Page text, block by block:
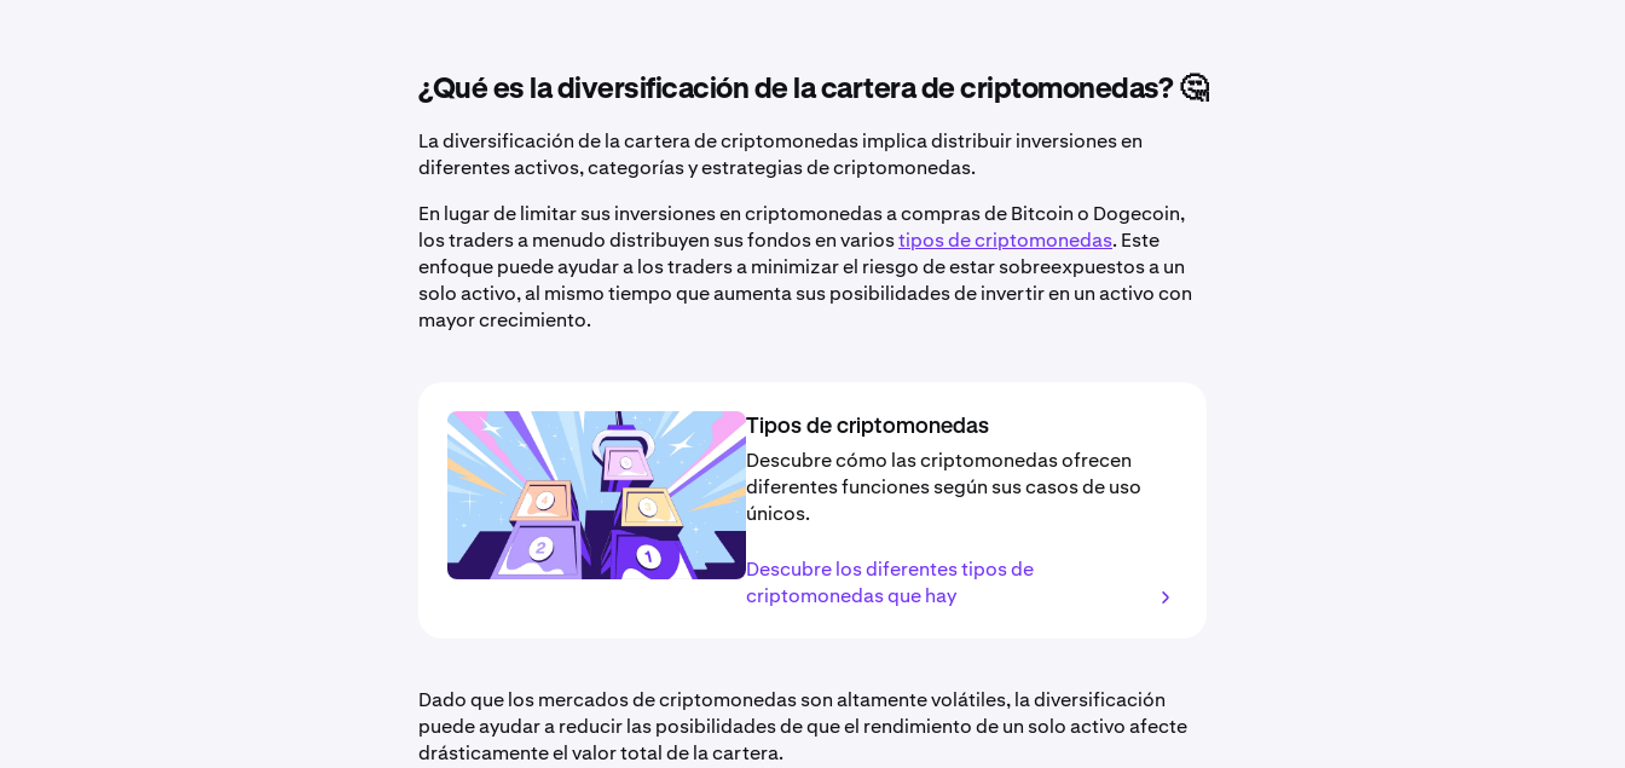
¿Qué es la diversificación de la cartera de criptomonedas? 🤔
La diversificación de la cartera de criptomonedas implica distribuir inversiones en
diferentes activos, categorías y estrategias de criptomonedas.
En lugar de limitar sus inversiones en criptomonedas a compras de Bitcoin o Dogecoin,
los traders a menudo distribuyen sus fondos en variostipos de criptomonedas. Este
enfoque puede ayudar a los traders a minimizar el riesgo de estar sobreexpuestos a un
solo activo, al mismo tiempo que aumenta sus posibilidades de invertir en un activo con
mayor crecimiento.
Tipos de criptomonedas
Descubre cómo las criptomonedas ofrecen
diferentes funciones según sus casos de uso
únicos.
Descubre los diferentes tipos de
criptomonedas que hay
Dado que los mercados de criptomonedas son altamente volátiles, la diversificación
puede ayudar a reducir las posibilidades de que el rendimiento de un solo activo afecte
drásticamente el valor total de la cartera.